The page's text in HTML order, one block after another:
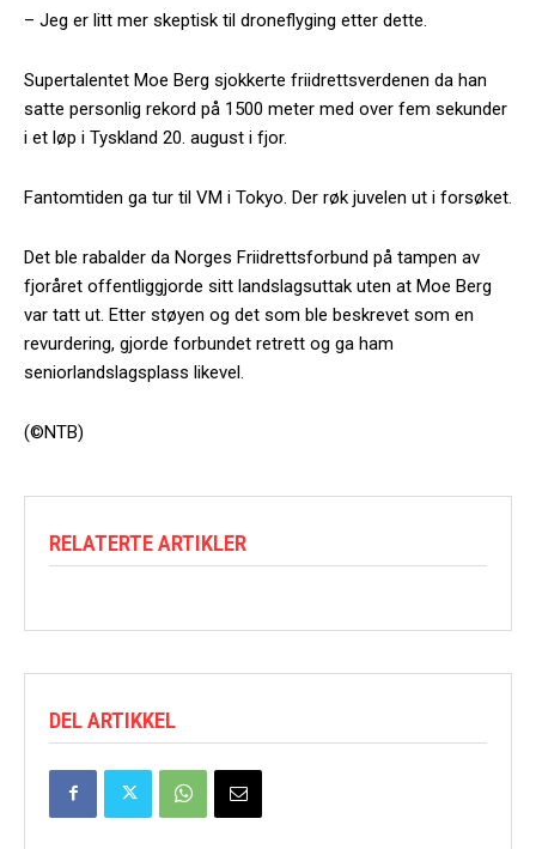
– Jeg er litt mer skeptisk til droneflyging etter dette.
Supertalentet Moe Berg sjokkerte friidrettsverdenen da han
satte personlig rekord på 1500 meter med over fem sekunder
i et løp i Tyskland 20. august i fjor.
Fantomtiden ga tur til VM i Tokyo. Der røk juvelen ut i forsøket.
Det ble rabalder da Norges Friidrettsforbund på tampen av
fjoråret offentliggjorde sitt landslagsuttak uten at Moe Berg
var tatt ut. Etter støyen og det som ble beskrevet som en
revurdering, gjorde forbundet retrett og ga ham
seniorlandslagsplass likevel.
(©NTB)
RELATERTE ARTIKLER
DEL ARTIKKEL